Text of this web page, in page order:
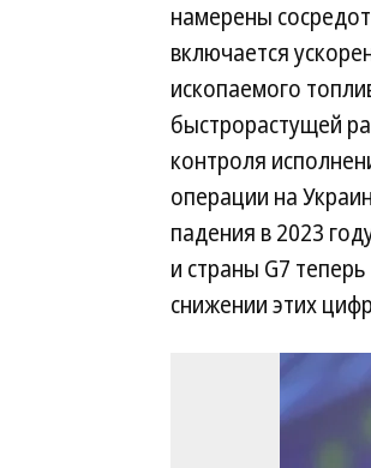
намерены
включается
ископаемого
быстрорастущей
контроля
операции на
падения в 2023
и страны G7
снижении этих